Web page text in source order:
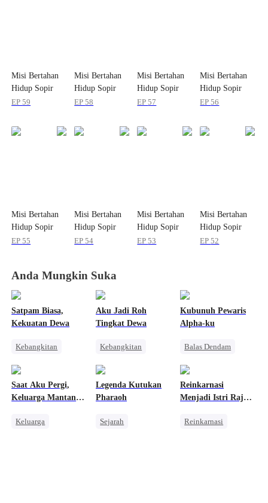
Misi Bertahan
Hidup Sopir
Kiamat
EP59
Misi Bertahan
Hidup Sopir
Kiamat
EP58
Misi Bertahan
Hidup Sopir
Kiamat
EP57
Misi Bertahan
Hidup Sopir
Kiamat
EP56
Misi Bertahan
Hidup Sopir
Kiamat
EP55
Misi Bertahan
Hidup Sopir
Kiamat
EP54
Misi Bertahan
Hidup Sopir
Kiamat
EP53
Misi Bertahan
Hidup Sopir
Kiamat
EP52
Anda Mungkin Suka
Satpam Biasa,
Kekuatan Dewa
Kebangkitan
Aku Jadi Roh
Tingkat Dewa
Kebangkitan
Pembalasan
Kubunuh Pewaris
Alpha-ku
Balas Dendam
Menghukum Mantan Jahat
Saat Aku Pergi,
Keluarga Mantan
Keluarga
Legenda Kutukan
Pharaoh
Sejarah
Reinkarnasi
Menjadi Istri Raja
Reinkarnasi